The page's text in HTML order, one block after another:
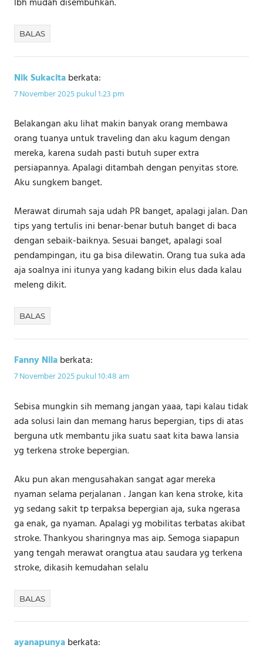
lbh mudah disembuhkan.
BALAS
Nik Sukacitaberkata:
7 November 2025 pukul 1:23 pm
Belakangan aku lihat makin banyak orang membawa
orang tuanya untuk traveling dan aku kagum dengan
mereka, karena sudah pasti butuh super extra
persiapannya. Apalagi ditambah dengan penyitas store.
Aku sungkem banget.
Merawat dirumah saja udah PR banget, apalagi jalan. Dan
tips yang tertulis ini benar-benar butuh banget di baca
dengan sebaik-baiknya. Sesuai banget, apalagi soal
pendampingan, itu ga bisa dilewatin. Orang tua suka ada
aja soalnya ini itunya yang kadang bikin elus dada kalau
meleng dikit.
BALAS
Fanny Nilaberkata:
7 November 2025 pukul 10:48 am
Sebisa mungkin sih memang jangan yaaa, tapi kalau tidak
ada solusi lain dan memang harus bepergian, tips di atas
berguna utk membantu jika suatu saat kita bawa lansia
yg terkena stroke bepergian.
Aku pun akan mengusahakan sangat agar mereka
nyaman selama perjalanan . Jangan kan kena stroke, kita
yg sedang sakit tp terpaksa bepergian aja, suka ngerasa
ga enak, ga nyaman. Apalagi yg mobilitas terbatas akibat
stroke. Thankyou sharingnya mas aip. Semoga siapapun
yang tengah merawat orangtua atau saudara yg terkena
stroke, dikasih kemudahan selalu
BALAS
ayanapunyaberkata: